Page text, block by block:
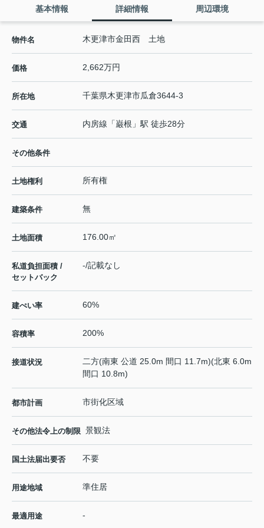
基本情報 詳細情報 周辺環境
物件名 木更津市金田西 土地
価格 2,662万円
所在地 千葉県木更津市瓜倉3644-3
交通 内房線 「巌根 」駅 徒歩28分
その他条件
土地権利 所有権
建築条件 無
土地面積 176.00㎡
私道負担面積 /
セットバック
-/記載なし
建ぺい率 60%
容積率 200%
接道状況
二方(南東 公道 25.0m 間口 11.7m)(北東 6.0m
間口 10.8m)
都市計画 市街化区域
その他法令上の制限 景観法
国土法届出要否 不要
用途地域 準住居
最適用途 -